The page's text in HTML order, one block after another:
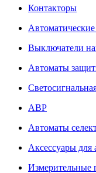
Контакторы
Выключатели
Автоматы
АВР
Автоматы
Аксессуары для
Измерительные